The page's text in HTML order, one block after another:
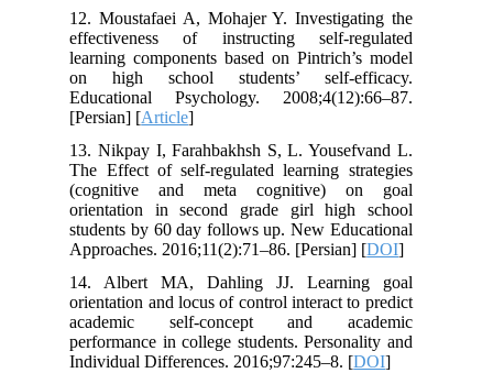
12. Moustafaei A, Mohajer Y. Investigating the
effectiveness of instructing self-regulated
learning components based on Pintrich’s model
on high school students’ self-efficacy.
Educational Psychology. 2008;4(12):66–87.
[Persian] [Article
13. Nikpay I, Farahbakhsh S, L. Yousefvand L.
The Effect of self-regulated learning strategies
(cognitive and meta cognitive) on goal
orientation in second grade girl high school
students by 60 day follows up. New Educational
Approaches. 2016;11(2):71–86. [Persian] [DOI
14. Albert MA, Dahling JJ. Learning goal
orientation and locus of control interact to predict
academic self-concept and academic
performance in college students. Personality and
Individual Differences. 2016;97:245–8. [DOI